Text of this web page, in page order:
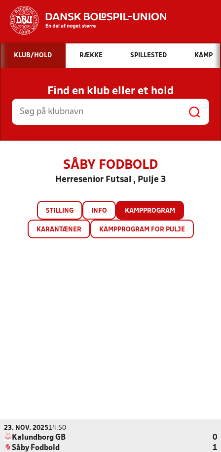
Hvad vil du søge efter?
INDHOLD OG NYHEDER
STILLINGER, RESULTATER, KLUBBER OG
HOLD
KLUB/HOLD RÆKKE SPILLESTED KAMP
Find en klub eller et hold
SÅBY FODBOLD
Herresenior Futsal , Pulje 3
STILLING INFO KAMPPROGRAM
KARANTÆNER KAMPPROGRAM FOR PULJE
23. NOV. 202514:50
Kalundborg GB
0
Såby Fodbold
1